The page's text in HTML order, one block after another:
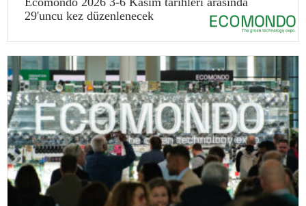
29'uncu kez düzenlenecek